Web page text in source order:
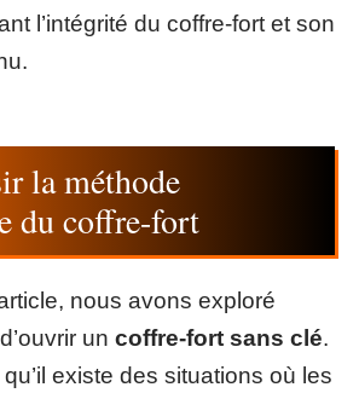
l’intégrité du coffre-fort et son
la méthode
du coffre-fort
nous avons exploré
un coffre-fort sans clé.
existe des situations où les